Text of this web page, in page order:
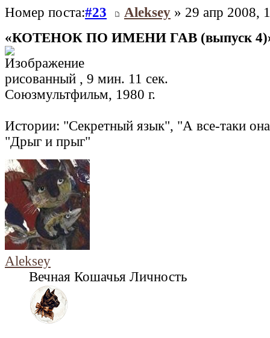
Номер поста:#23 Aleksey » 29 апр 2008,
«КОТЕНОК ПО ИМЕНИ ГАВ (выпуск
рисованный , 9 мин. 11 сек.
Союзмультфильм, 1980 г.
Истории: "Секретный язык", "А все-таки
"Дрыг и прыг"
Aleksey
Вечная Кошачья Личность